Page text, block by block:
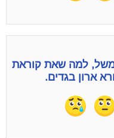
למה שאת קוראת
ארון בגדים.